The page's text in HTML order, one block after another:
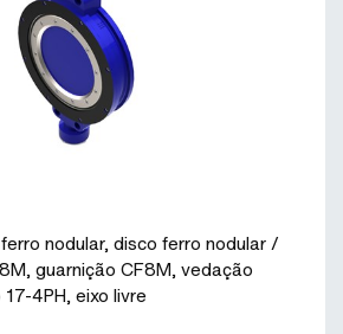
nodular, disco ferro nodular /
guarnição CF8M, vedação
4PH, eixo livre